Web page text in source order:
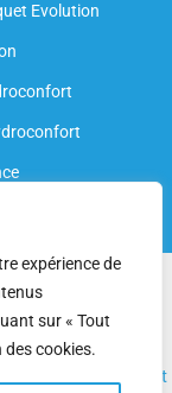
expérience de
sur « Tout
cookies.
Evolution​
chauffe-eau, mais
. Nosplombiers
et des
et